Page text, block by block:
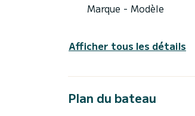
Marque - Modèle
Afficher tous les détails
Plan du bateau